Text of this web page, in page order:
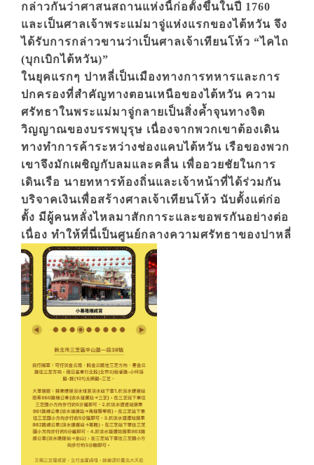
กล่าวกันว่าศาสนสถานแห่งนี้ก่อตั้งขึ้นในปี 1760
และเป็นศาลเจ้าพระแม่มาจู่แห่งแรกของไต้หวัน จึง
ได้รับการกล่าวขานว่าเป็นศาลเจ้าเทียนโห้ว “ไคไถ
(บุกเบิกไต้หวัน)”
ในยุคแรกๆ ปาหลี่เป็นเมืองทางการทหารและการ
ปกครองที่สำคัญทางตอนเหนือของไต้หวัน ความ
ศรัทธาในพระแม่มาจู่กลายเป็นสิ่งค้ำจุนทางจิต
วิญญาณของบรรพบุรุษ เนื่องจากพวกเขาต้องเดิน
ทางทำการค้าระหว่างช่องแคบไต้หวัน เรือของพวก
เขาจึงมักเผชิญกับลมและคลื่น เพื่ออวยชัยในการ
เดินเรือ นายทหารท้องถิ่นและเจ้าหน้าที่ได้ร่วมกัน
บริจาคเงินเพื่อสร้างศาลเจ้าเทียนโห้ว นับตั้งแต่ก่อ
ตั้ง มีผู้คนหลั่งไหลมาสักการะและขอพรกันอย่างต่อ
เนื่อง ทำให้ที่นี่เป็นศูนย์กลางความศรัทธาของปาหลี่